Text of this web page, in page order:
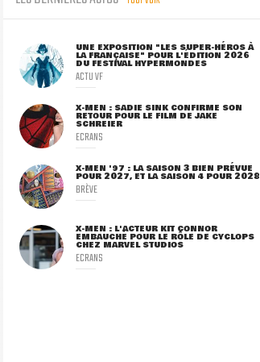
UNE EXPOSITION "LES SUPER-HÉROS À
LA FRANÇAISE" POUR L'ÉDITION 2026
DU FESTIVAL HYPERMONDES
ACTU VF
X-MEN : SADIE SINK CONFIRME SON
RETOUR POUR LE FILM DE JAKE
SCHREIER
ECRANS
X-MEN '97 : LA SAISON 3 BIEN PRÉVUE
POUR 2027, ET LA SAISON 4 POUR 2028
BRÈVE
X-MEN : L'ACTEUR KIT CONNOR
EMBAUCHÉ POUR LE RÔLE DE CYCLOPS
CHEZ MARVEL STUDIOS
ECRANS